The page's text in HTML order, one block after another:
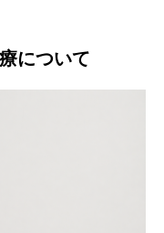
について